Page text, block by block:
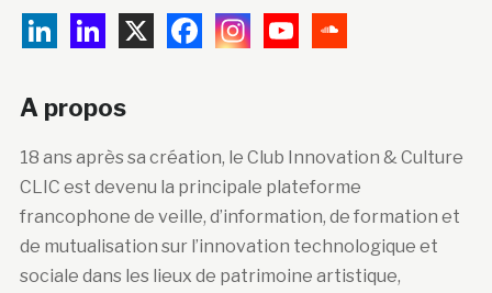
A propos
18 ans après sa création, le Club Innovation & Culture
CLIC est devenu la principale plateforme
francophone de veille, d’information, de formation et
de mutualisation sur l’innovation technologique et
sociale dans les lieux de patrimoine artistique,